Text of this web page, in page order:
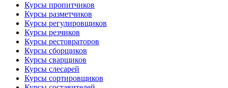
Курсы пропитчиков
Курсы разметчиков
Курсы регулировщиков
Курсы резчиков
Курсы рестовраторов
Курсы сборщиков
Курсы сварщиков
Курсы слесарей
Курсы сортировщиков